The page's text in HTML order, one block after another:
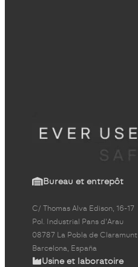
Bureau et entrepôt
C/ Thomas Alva Edison, 16-17
Pol. Industrial Pans d'Arau
08787 La Pobla de Claramunt
Barcelona, España
Usine et laboratoire